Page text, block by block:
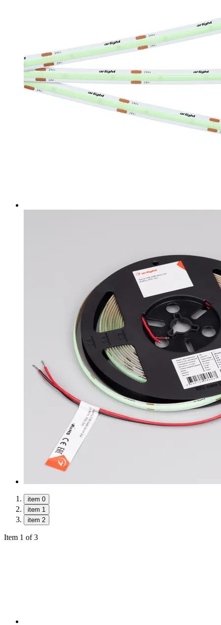
item 0
item 1
item 2
Item 1 of 3